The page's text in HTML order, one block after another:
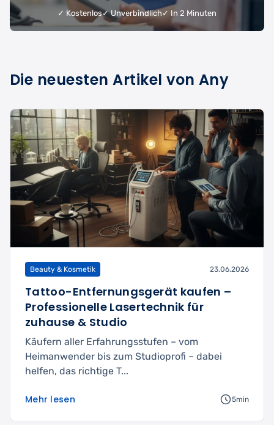
✓ Kostenlos✓ Unverbindlich ✓ In 2 Minuten
Die neuesten Artikel von Any
Beauty & Kosmetik 23.06.2026
Tattoo-Entfernungsgerät kaufen –
Professionelle Lasertechnik für
zuhause & Studio
Käufern aller Erfahrungsstufen – vom
Heimanwender bis zum Studioprofi – dabei
helfen, das richtige T...
Mehr lesen 5min